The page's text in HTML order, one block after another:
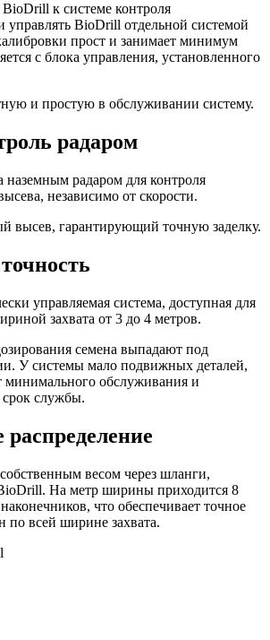
BioDrill к системе контроля
управлять BioDrill отдельной системой
прост и занимает минимум
с блока управления, установленного
и простую в обслуживании систему.
радаром
наземным радаром для контроля
независимо от скорости.
высев, гарантирующий точную заделку.
управляемая система, доступная для
захвата от 3 до 4 метров.
семена выпадают под
У системы мало подвижных деталей,
минимального обслуживания и
срок службы.
весом через шланги,
. На метр ширины приходится 8
что обеспечивает точное
по всей ширине захвата.